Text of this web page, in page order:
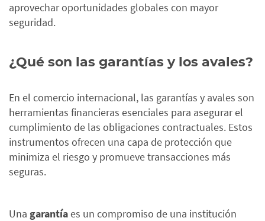
aprovechar oportunidades globales con mayor
seguridad.
¿Qué son las garantías y los avales?
En el comercio internacional, las garantías y avales son
herramientas financieras esenciales para asegurar el
cumplimiento de las obligaciones contractuales. Estos
instrumentos ofrecen una capa de protección que
minimiza el riesgo y promueve transacciones más
seguras.
Una garantíaes un compromiso de una institución